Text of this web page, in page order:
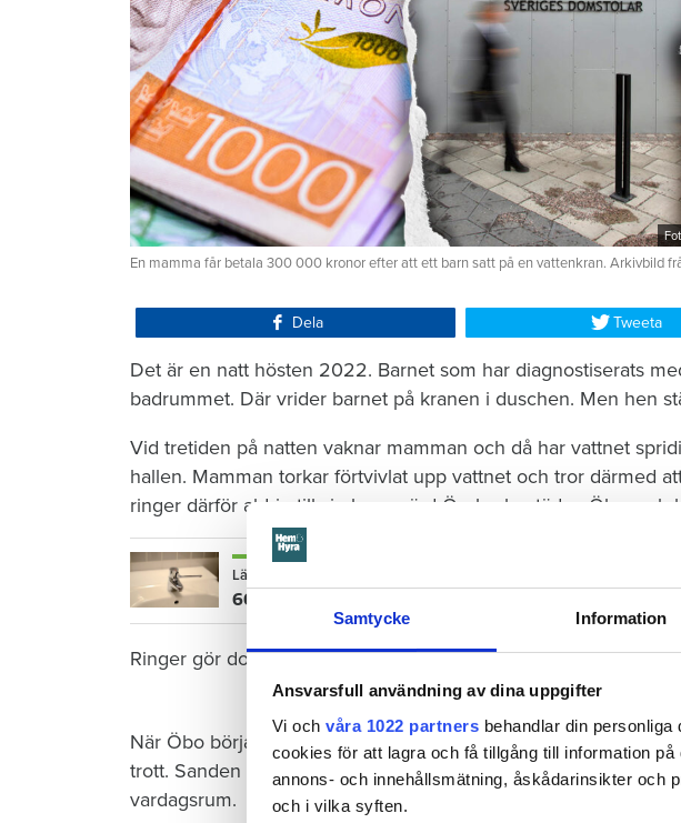
Samtycke Information
Ansvarsfull användning av dina uppgifter
Vi och våra 1022 partners behandlar din
cookies för att lagra och få tillgång till information
annons- och innehållsmätning, åskådarinsikter och
och i vilka syften.
En mamma får betala 300 000 kronor efter att ett barn satt på en vattenkran. Arkivbild
Dela Tweeta
Det är en natt hösten 2022. Barnet som har diagnostiserats
badrummet. Där vrider barnet på kranen i duschen. Men hen
Vid tretiden på natten vaknar mamman och då har vattnet
hallen. Mamman torkar förtvivlat upp vattnet och tror därmed
ringer därför aldrig till sin hyresvärd Örebrobostäder, Öbo, och
Läs också
600 kronor dyrare att bo efter vattenskada i Varberg
Ringer gör dock grannen nedanför – när det börjar läcka
När Öbo börjar undersöka skadan i januari 2023 visar det sig
trott. Sanden under golvet har sugit upp vattnet så att det
vardagsrum.